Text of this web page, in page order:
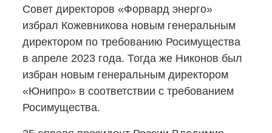
Совет директоров «Форвард энерго»
избрал Кожевникова новым генеральным
директором по требованию Росимущества
в апреле 2023 года. Тогда же Никонов был
избран новым генеральным директором
«Юнипро» в соответствии с требованием
Росимущества.